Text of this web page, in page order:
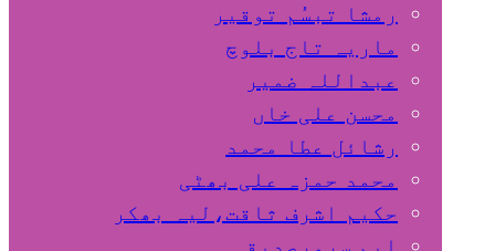
رمشا تبسُم توقیر
ماریہ تاج بلوچ
عبداللہ ضمیر
محسن علی خاں
رشائل عطا محمد
محمد حمزہ علی بھٹی
حکیم اشرف ثاقت،لیہ بھکر
ایم سرورصدیقی